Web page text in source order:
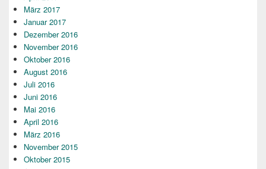
März 2017
Januar 2017
Dezember 2016
November 2016
Oktober 2016
August 2016
Juli 2016
Juni 2016
Mai 2016
April 2016
März 2016
November 2015
Oktober 2015